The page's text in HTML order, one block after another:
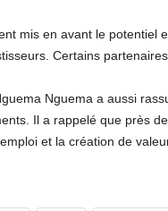
mis en avant le potentiel
Certains
Nguema a aussi
Il a rappelé que près
et la création de